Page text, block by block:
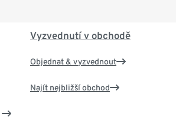
Vyzvednutí v obchodě
Objednat & vyzvednout
Najít nejbližší obchod